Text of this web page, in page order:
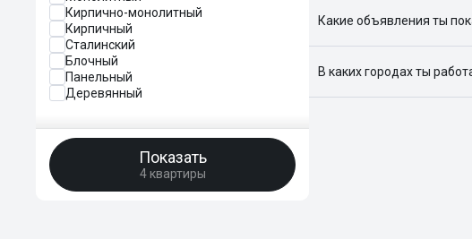
Кирпично-монолитный
Кирпичный
Сталинский
Блочный
Панельный
Деревянный
Показать
4 квартиры
Какие объявления ты
В каких городах ты